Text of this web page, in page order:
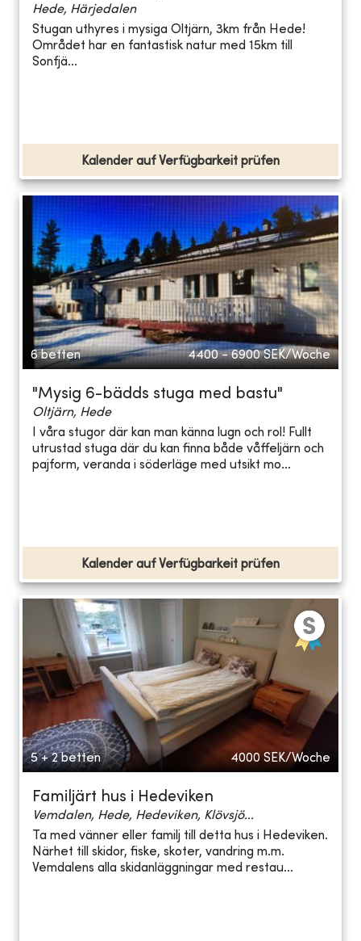
Hede, Härjedalen
Stugan uthyres i mysiga Oltjärn, 3km från Hede!
Området har en fantastisk natur med 15km till
Sonfjä...
Kalender auf Verfügbarkeit prüfen
6 betten 4400 - 6900 SEK/Woche
"Mysig 6-bädds stuga med bastu"
Oltjärn, Hede
I våra stugor där kan man känna lugn och rol! Fullt
utrustad stuga där du kan finna både våffeljärn och
pajform, veranda i söderläge med utsikt mo...
Kalender auf Verfügbarkeit prüfen
5 + 2 betten 4000 SEK/Woche
Familjärt hus i Hedeviken
Vemdalen, Hede, Hedeviken, Klövsjö...
Ta med vänner eller familj till detta hus i Hedeviken.
Närhet till skidor, fiske, skoter, vandring m.m.
Vemdalens alla skidanläggningar med restau...